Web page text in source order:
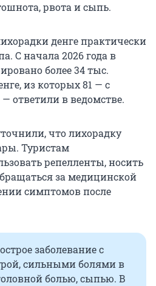
рвота и сыпь.
денге практически
С начала 2026 года в
более 34 тыс.
из которых 81 — с
ответили в ведомстве.
что лихорадку
Туристам
репелленты, носить
за медицинской
симптомов после
заболевание с
сильными болями в
болью, сыпью. В